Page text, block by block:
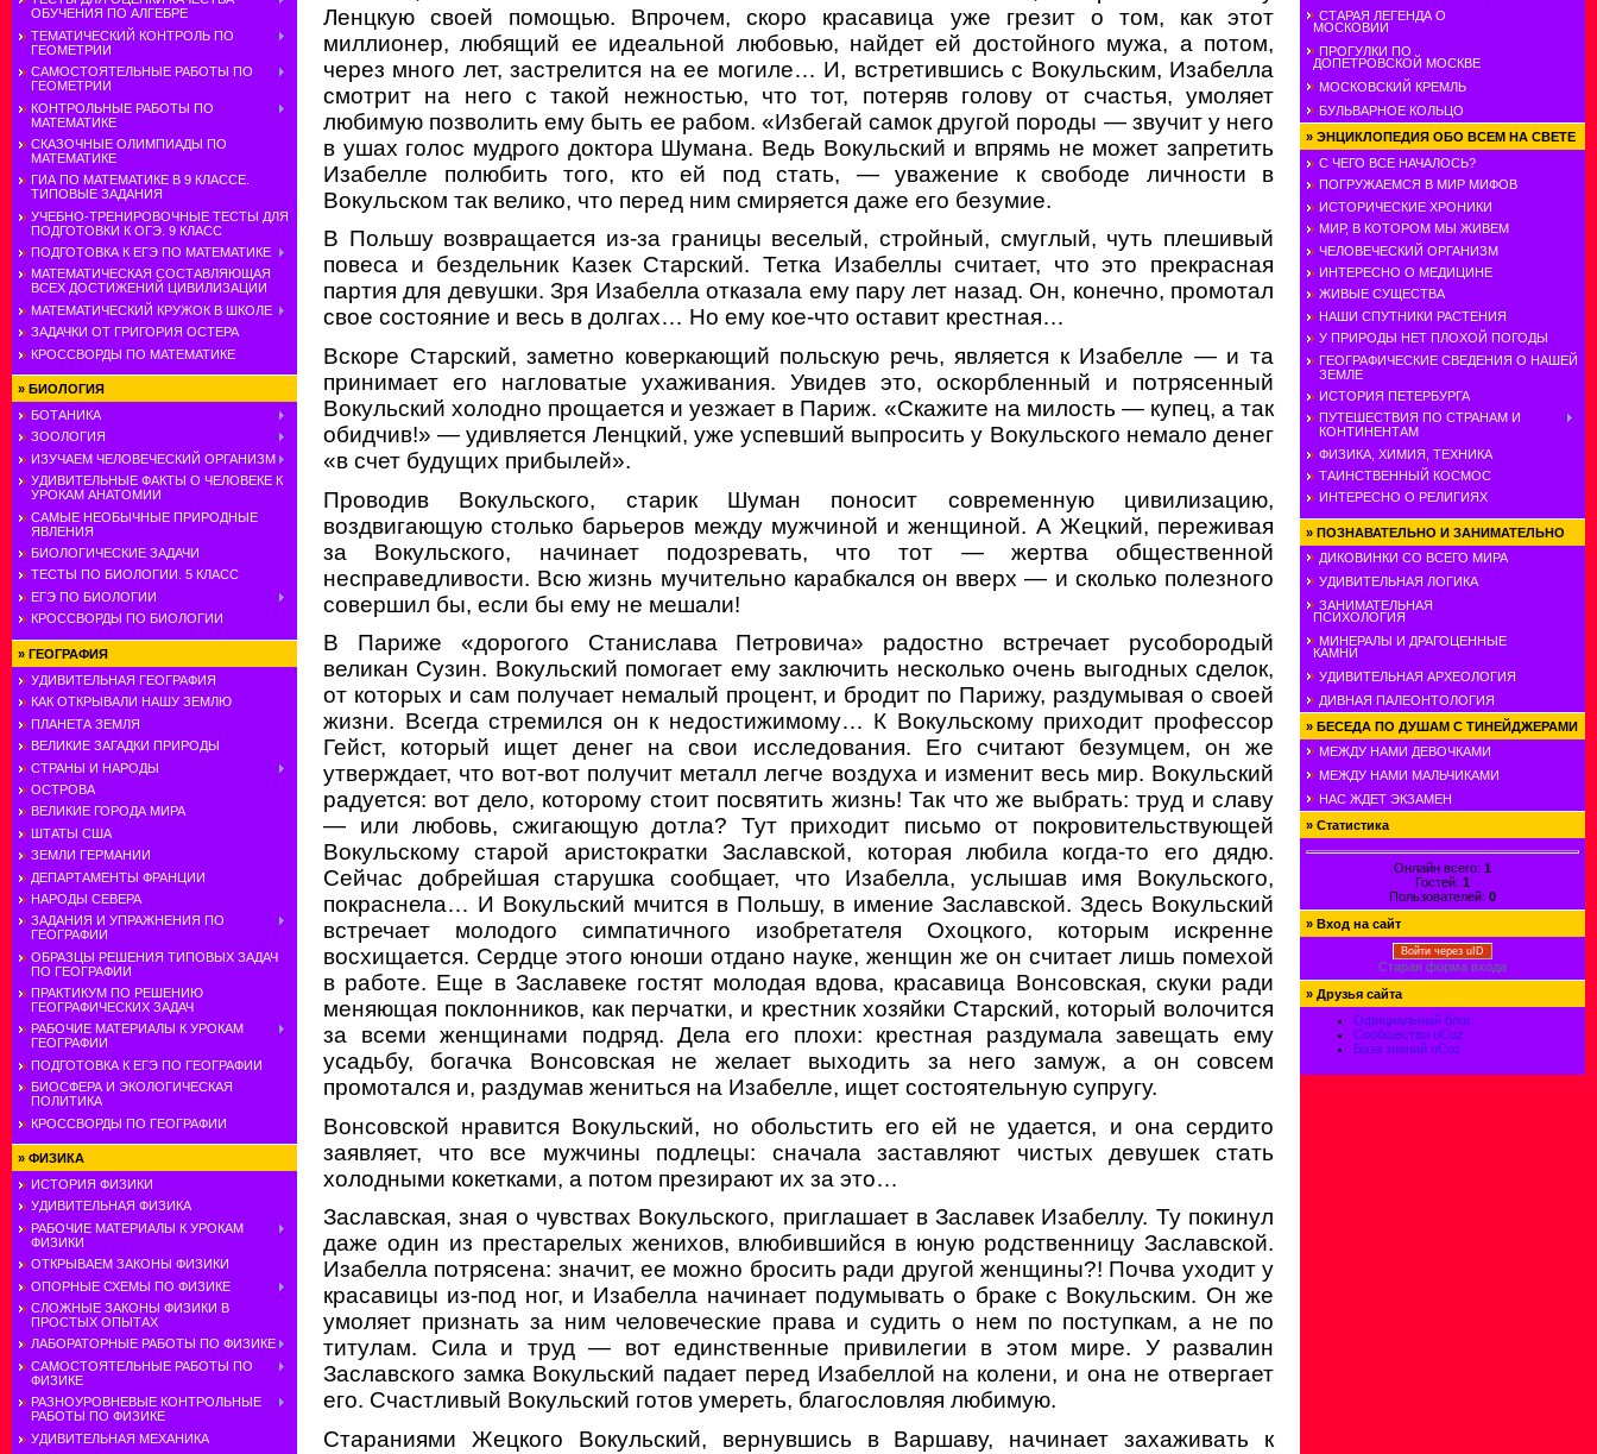
ОБУЧЕНИЯ ПО АЛГЕБРЕ
ТЕМАТИЧЕСКИЙ КОНТРОЛЬ ПО
ГЕОМЕТРИИ
САМОСТОЯТЕЛЬНЫЕ РАБОТЫ ПО
ГЕОМЕТРИИ
КОНТРОЛЬНЫЕ РАБОТЫ ПО
МАТЕМАТИКЕ
СКАЗОЧНЫЕ ОЛИМПИАДЫ ПО
МАТЕМАТИКЕ
ГИА ПО МАТЕМАТИКЕ В 9 КЛАССЕ.
ТИПОВЫЕ ЗАДАНИЯ
УЧЕБНО-ТРЕНИРОВОЧНЫЕ ТЕСТЫ ДЛЯ
ПОДГОТОВКИ К ОГЭ. 9 КЛАСС
ПОДГОТОВКА К ЕГЭ ПО МАТЕМАТИКЕ
МАТЕМАТИЧЕСКАЯ СОСТАВЛЯЮЩАЯ
ВСЕХ ДОСТИЖЕНИЙ ЦИВИЛИЗАЦИИ
МАТЕМАТИЧЕСКИЙ КРУЖОК В ШКОЛЕ
ЗАДАЧКИ ОТ ГРИГОРИЯ ОСТЕРА
КРОССВОРДЫ ПО МАТЕМАТИКЕ
» БИОЛОГИЯ
БОТАНИКА
ЗООЛОГИЯ
ИЗУЧАЕМ ЧЕЛОВЕЧЕСКИЙ ОРГАНИЗМ
УДИВИТЕЛЬНЫЕ ФАКТЫ О ЧЕЛОВЕКЕ К
УРОКАМ АНАТОМИИ
САМЫЕ НЕОБЫЧНЫЕ ПРИРОДНЫЕ
ЯВЛЕНИЯ
БИОЛОГИЧЕСКИЕ ЗАДАЧИ
ТЕСТЫ ПО БИОЛОГИИ. 5 КЛАСС
ЕГЭ ПО БИОЛОГИИ
КРОССВОРДЫ ПО БИОЛОГИИ
» ГЕОГРАФИЯ
УДИВИТЕЛЬНАЯ ГЕОГРАФИЯ
КАК ОТКРЫВАЛИ НАШУ ЗЕМЛЮ
ПЛАНЕТА ЗЕМЛЯ
ВЕЛИКИЕ ЗАГАДКИ ПРИРОДЫ
СТРАНЫ И НАРОДЫ
ОСТРОВА
ВЕЛИКИЕ ГОРОДА МИРА
ШТАТЫ США
ЗЕМЛИ ГЕРМАНИИ
ДЕПАРТАМЕНТЫ ФРАНЦИИ
НАРОДЫ СЕВЕРА
ЗАДАНИЯ И УПРАЖНЕНИЯ ПО
ГЕОГРАФИИ
ОБРАЗЦЫ РЕШЕНИЯ ТИПОВЫХ ЗАДАЧ
ПО ГЕОГРАФИИ
ПРАКТИКУМ ПО РЕШЕНИЮ
ГЕОГРАФИЧЕСКИХ ЗАДАЧ
РАБОЧИЕ МАТЕРИАЛЫ К УРОКАМ
ГЕОГРАФИИ
ПОДГОТОВКА К ЕГЭ ПО ГЕОГРАФИИ
БИОСФЕРА И ЭКОЛОГИЧЕСКАЯ
ПОЛИТИКА
КРОССВОРДЫ ПО ГЕОГРАФИИ
» ФИЗИКА
ИСТОРИЯ ФИЗИКИ
УДИВИТЕЛЬНАЯ ФИЗИКА
РАБОЧИЕ МАТЕРИАЛЫ К УРОКАМ
ФИЗИКИ
ОТКРЫВАЕМ ЗАКОНЫ ФИЗИКИ
ОПОРНЫЕ СХЕМЫ ПО ФИЗИКЕ
СЛОЖНЫЕ ЗАКОНЫ ФИЗИКИ В
ПРОСТЫХ ОПЫТАХ
ЛАБОРАТОРНЫЕ РАБОТЫ ПО ФИЗИКЕ
САМОСТОЯТЕЛЬНЫЕ РАБОТЫ ПО
ФИЗИКЕ
РАЗНОУРОВНЕВЫЕ КОНТРОЛЬНЫЕ
РАБОТЫ ПО ФИЗИКЕ
УДИВИТЕЛЬНАЯ МЕХАНИКА
Ленцкую своей помощью. Впрочем, скоро красавица уже грезит о том, как этот
миллионер, любящий ее идеальной любовью, найдет ей достойного мужа, а потом,
через много лет, застрелится на ее могиле… И, встретившись с Вокульским, Изабелла
смотрит на него с такой нежностью, что тот, потеряв голову от счастья, умоляет
любимую позволить ему быть ее рабом. «Избегай самок другой породы — звучит у него
в ушах голос мудрого доктора Шумана. Ведь Вокульский и впрямь не может запретить
Изабелле полюбить того, кто ей под стать, — уважение к свободе личности в
Вокульском так велико, что перед ним смиряется даже его безумие.
В Польшу возвращается из-за границы веселый, стройный, смуглый, чуть плешивый
повеса и бездельник Казек Старский. Тетка Изабеллы считает, что это прекрасная
партия для девушки. Зря Изабелла отказала ему пару лет назад. Он, конечно, промотал
свое состояние и весь в долгах… Но ему кое-что оставит крестная…
Вскоре Старский, заметно коверкающий польскую речь, является к Изабелле — и та
принимает его нагловатые ухаживания. Увидев это, оскорбленный и потрясенный
Вокульский холодно прощается и уезжает в Париж. «Скажите на милость — купец, а так
обидчив!» — удивляется Ленцкий, уже успевший выпросить у Вокульского немало денег
«в счет будущих прибылей».
Проводив Вокульского, старик Шуман поносит современную цивилизацию,
воздвигающую столько барьеров между мужчиной и женщиной. А Жецкий, переживая
за Вокульского, начинает подозревать, что тот — жертва общественной
несправедливости. Всю жизнь мучительно карабкался он вверх — и сколько полезного
совершил бы, если бы ему не мешали!
В Париже «дорогого Станислава Петровича» радостно встречает русобородый
великан Сузин. Вокульский помогает ему заключить несколько очень выгодных сделок,
от которых и сам получает немалый процент, и бродит по Парижу, раздумывая о своей
жизни. Всегда стремился он к недостижимому… К Вокульскому приходит профессор
Гейст, который ищет денег на свои исследования. Его считают безумцем, он же
утверждает, что вот-вот получит металл легче воздуха и изменит весь мир. Вокульский
радуется: вот дело, которому стоит посвятить жизнь! Так что же выбрать: труд и славу
— или любовь, сжигающую дотла? Тут приходит письмо от покровительствующей
Вокульскому старой аристократки Заславской, которая любила когда-то его дядю.
Сейчас добрейшая старушка сообщает, что Изабелла, услышав имя Вокульского,
покраснела… И Вокульский мчится в Польшу, в имение Заславской. Здесь Вокульский
встречает молодого симпатичного изобретателя Охоцкого, которым искренне
восхищается. Сердце этого юноши отдано науке, женщин же он считает лишь помехой
в работе. Еще в Заславеке гостят молодая вдова, красавица Вонсовская, скуки ради
меняющая поклонников, как перчатки, и крестник хозяйки Старский, который волочится
за всеми женщинами подряд. Дела его плохи: крестная раздумала завещать ему
усадьбу, богачка Вонсовская не желает выходить за него замуж, а он совсем
промотался и, раздумав жениться на Изабелле, ищет состоятельную супругу.
Вонсовской нравится Вокульский, но обольстить его ей не удается, и она сердито
заявляет, что все мужчины подлецы: сначала заставляют чистых девушек стать
холодными кокетками, а потом презирают их за это…
Заславская, зная о чувствах Вокульского, приглашает в Заславек Изабеллу. Ту покинул
даже один из престарелых женихов, влюбившийся в юную родственницу Заславской.
Изабелла потрясена: значит, ее можно бросить ради другой женщины?! Почва уходит у
красавицы из-под ног, и Изабелла начинает подумывать о браке с Вокульским. Он же
умоляет признать за ним человеческие права и судить о нем по поступкам, а не по
титулам. Сила и труд — вот единственные привилегии в этом мире. У развалин
Заславского замка Вокульский падает перед Изабеллой на колени, и она не отвергает
его. Счастливый Вокульский готов умереть, благословляя любимую.
Стараниями Жецкого Вокульский, вернувшись в Варшаву, начинает захаживать к
СТАРАЯ ЛЕГЕНДА О
МОСКОВИИ
ПРОГУЛКИ ПО
ДОПЕТРОВСКОЙ МОСКВЕ
МОСКОВСКИЙ КРЕМЛЬ
БУЛЬВАРНОЕ КОЛЬЦО
» ЭНЦИКЛОПЕДИЯ ОБО ВСЕМ НА СВЕТЕ
С ЧЕГО ВСЕ НАЧАЛОСЬ?
ПОГРУЖАЕМСЯ В МИР МИФОВ
ИСТОРИЧЕСКИЕ ХРОНИКИ
МИР, В КОТОРОМ МЫ ЖИВЕМ
ЧЕЛОВЕЧЕСКИЙ ОРГАНИЗМ
ИНТЕРЕСНО О МЕДИЦИНЕ
ЖИВЫЕ СУЩЕСТВА
НАШИ СПУТНИКИ РАСТЕНИЯ
У ПРИРОДЫ НЕТ ПЛОХОЙ ПОГОДЫ
ГЕОГРАФИЧЕСКИЕ СВЕДЕНИЯ О НАШЕЙ
ЗЕМЛЕ
ИСТОРИЯ ПЕТЕРБУРГА
ПУТЕШЕСТВИЯ ПО СТРАНАМ И
КОНТИНЕНТАМ
ФИЗИКА, ХИМИЯ, ТЕХНИКА
ТАИНСТВЕННЫЙ КОСМОС
ИНТЕРЕСНО О РЕЛИГИЯХ
» ПОЗНАВАТЕЛЬНО И ЗАНИМАТЕЛЬНО
ДИКОВИНКИ СО ВСЕГО МИРА
УДИВИТЕЛЬНАЯ ЛОГИКА
ЗАНИМАТЕЛЬНАЯ
ПСИХОЛОГИЯ
МИНЕРАЛЫ И ДРАГОЦЕННЫЕ
КАМНИ
УДИВИТЕЛЬНАЯ АРХЕОЛОГИЯ
ДИВНАЯ ПАЛЕОНТОЛОГИЯ
» БЕСЕДА ПО ДУШАМ С ТИНЕЙДЖЕРАМИ
МЕЖДУ НАМИ ДЕВОЧКАМИ
МЕЖДУ НАМИ МАЛЬЧИКАМИ
НАС ЖДЕТ ЭКЗАМЕН
» Статистика
Онлайн всего: 1
Гостей: 1
Пользователей: 0
» Вход на сайт
Войти через uID
Старая форма входа
» Друзья сайта
Официальный блог
Сообщество uCoz
База знаний uCoz